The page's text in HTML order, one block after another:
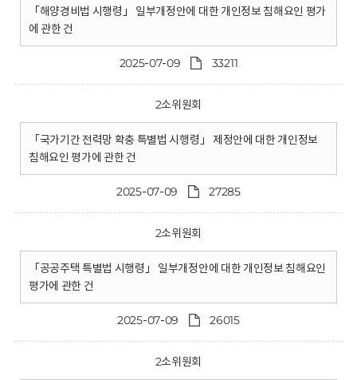
「해양경비법 시행령」 일부개정안에 대한 개인정보 침해요인 평가
에 관한 건
2025-07-09 33211
2소위원회
「국가기간 전력망 확충 특별법 시행령」 제정안에 대한 개인정보
침해요인 평가에 관한 건
2025-07-09 27285
2소위원회
「공공주택 특별법 시행령」 일부개정안에 대한 개인정보 침해요인
평가에 관한 건
2025-07-09 26015
2소위원회